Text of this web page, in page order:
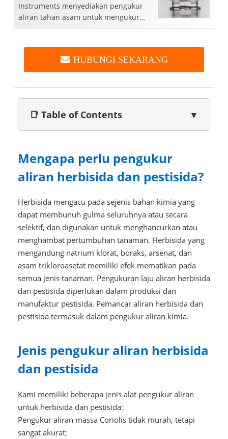
Instruments menyediakan pengukur
aliran tahan asam untuk mengukur
aliran asam korosif panas yang kuat
HUBUNGI SEKARANG
📑 Table of Contents ▼
Mengapa perlu pengukur
aliran herbisida dan pestisida?
Herbisida mengacu pada sejenis bahan kimia yang
dapat membunuh gulma seluruhnya atau secara
selektif, dan digunakan untuk menghancurkan atau
menghambat pertumbuhan tanaman. Herbisida yang
mengandung natrium klorat, boraks, arsenat, dan
asam trikloroasetat memiliki efek mematikan pada
semua jenis tanaman. Pengukuran laju aliran herbisida
dan pestisida diperlukan dalam produksi dan
manufaktur pestisida. Pemancar aliran herbisida dan
pestisida termasuk dalam pengukur aliran kimia.
Jenis pengukur aliran herbisida
dan pestisida
Kami memiliki beberapa jenis alat pengukur aliran
untuk herbisida dan pestisida:
Pengukur aliran massa Coriolis tidak murah, tetapi
sangat akurat;